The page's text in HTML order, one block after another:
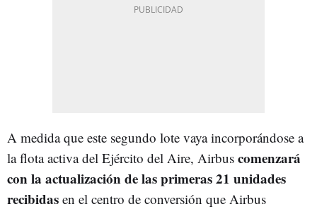
A medida que este segundo lote vaya incorporándose a
la flota activa del Ejército del Aire, Airbus comenzará
con la actualización de las primeras 21 unidades
recibidas en el centro de conversión que Airbus